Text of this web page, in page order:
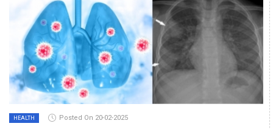
HEALTH Posted On 20-02-2025